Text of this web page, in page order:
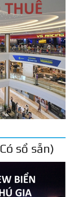
sổ sẵn)